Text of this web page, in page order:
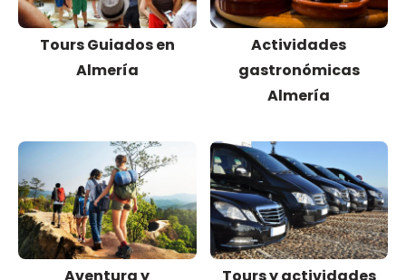
Tours Guiados en
Almería
Actividades
gastronómicas
Almería